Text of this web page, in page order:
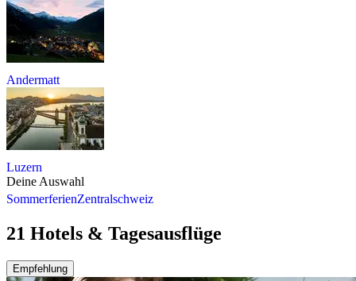
Andermatt
Luzern
Deine Auswahl
SommerferienZentralschweiz
21 Hotels & Tagesausflüge
Empfehlung